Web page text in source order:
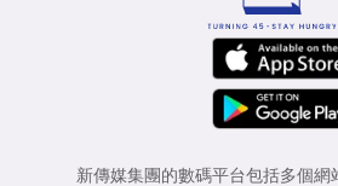
新傳媒集團的數碼平台包括多個網